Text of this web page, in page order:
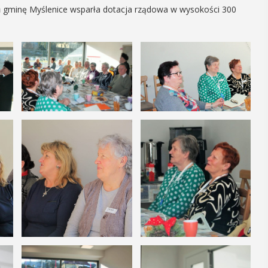
Myślenice wsparła dotacja rządowa w wysokości 300
seniorzy
lato,
kosmetyki
16
Dzień otwarty
Biblioteki
Pedagogicznej
PROGRAM DNIA OTWARTEGO BIBLIOTEKI
PEDAGOGICZNEJ W MYŚLENICACH
9.00 – 11.00 zajęcia dla dzieci:
Spotkanie z robotami - Ozobot i Photon
zapraszają dzieci do wspólnej zabawy.
Magiczne ...